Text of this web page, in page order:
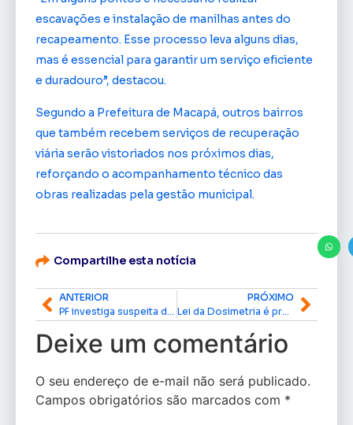
escavações e instalação de manilhas antes do
recapeamento. Esse processo leva alguns dias,
mas é essencial para garantir um serviço eficiente
e duradouro”, destacou.
Segundo a Prefeitura de Macapá, outros bairros
que também recebem serviços de recuperação
viária serão vistoriados nos próximos dias,
reforçando o acompanhamento técnico das
obras realizadas pela gestão municipal.
Compartilhe esta notícia
ANTERIOR
PF investiga suspeita de fraude eleitoral e cumpre mandado em comunidade rural de Macapá
PRÓXIMO
Lei da Dosimetria é promulgada por Davi Alcolumbre
Deixe um comentário
O seu endereço de e-mail não será publicado.
Campos obrigatórios são marcados com *